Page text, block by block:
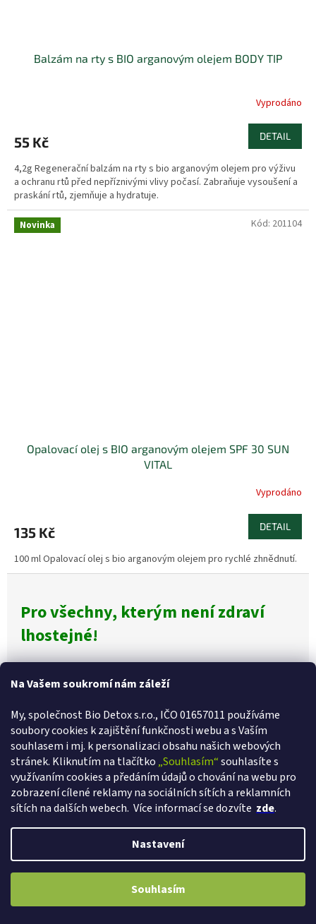
Na Vašem soukromí nám záleží
My, společnost Bio Detox s.r.o., IČO 01657011 používáme
soubory cookies k zajištění funkčnosti webu a s Vaším
souhlasem i mj. k personalizaci obsahu našich webových
stránek. Kliknutím na tlačítko „Souhlasím“souhlasíte s
využívaním cookies a předáním údajů o chování na webu pro
zobrazení cílené reklamy na sociálních sítích a reklamních
sítích na dalších webech. Více informací se dozvíte zde.
Nastavení
Souhlasím
VÁŽÍME SI VAŠÍ VĚRNOSTI! Ihned při registraci získáváte slevu 2% a s
Balzám na rty s BIO arganovým olejem BODY TIP
Vyprodáno
55 Kč DETAIL
4,2g Regenerační balzám na rty s bio arganovým olejem pro výživu
a ochranu rtů před nepříznivými vlivy počasí. Zabraňuje vysoušení a
praskání rtů, zjemňuje a hydratuje.
Novinka
Opalovací olej s BIO arganovým olejem SPF 30 SUN
VITAL
Vyprodáno
135 Kč DETAIL
100 ml Opalovací olej s bio arganovým olejem pro rychlé zhnědnutí.
Kód: 201104
Pro všechny, kterým není zdraví
lhostejné!
Poslední hodnocení
Chlorella 300g 1200 tablet
Hodnocení
produktu
je
hvězdiček.
26.1.2023
produktu
je
z
CHCETE SLEVU 100 Kč?
Přihlaste se k newsletteru a my vám hned pošleme100 Kč slevu
na první nákup.
Ano, chci se přihlásit